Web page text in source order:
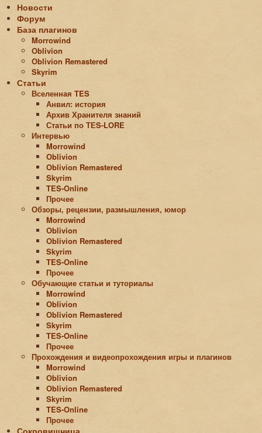
Новости
Форум
База плагинов
Morrowind
Oblivion
Oblivion Remastered
Skyrim
Статьи
Вселенная TES
Анвил: история
Архив Хранителя знаний
Статьи по ТЕS-LORE
Интервью
Morrowind
Oblivion
Oblivion Remastered
Skyrim
TES-Online
Прочее
Обзоры, рецензии, размышления, юмор
Morrowind
Oblivion
Oblivion Remastered
Skyrim
TES-Online
Прочее
Обучающие статьи и туториалы
Morrowind
Oblivion
Oblivion Remastered
Skyrim
TES-Online
Прочее
Прохождения и видеопрохождения игры и плагинов
Morrowind
Oblivion
Oblivion Remastered
Skyrim
TES-Online
Прочее
Сокровищница